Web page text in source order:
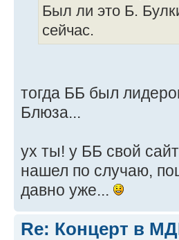
Был ли это Б.
сейчас.
тогда ББ был
Блюза...
ух ты! у ББ свой
нашел по случаю,
давно уже...
Re: Концерт в